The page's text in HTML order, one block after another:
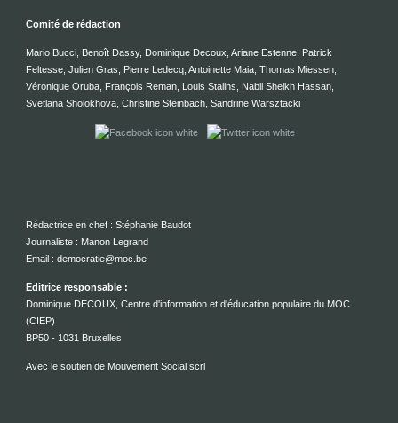
Comité de rédaction
Mario Bucci, Benoît Dassy, Dominique Decoux, Ariane Estenne, Patrick
Feltesse, Julien Gras, Pierre Ledecq, Antoinette Maia, Thomas Miessen,
Véronique Oruba, François Reman, Louis Stalins, Nabil Sheikh Hassan,
Svetlana Sholokhova, Christine Steinbach, Sandrine Warsztacki
Rédactrice en chef : Stéphanie Baudot
Journaliste : Manon Legrand
Email : democratie@moc.be
Editrice responsable :
Dominique DECOUX, Centre d'information et d'éducation populaire du MOC
(CIEP)
BP50 - 1031 Bruxelles
Avec le soutien de Mouvement Social scrl